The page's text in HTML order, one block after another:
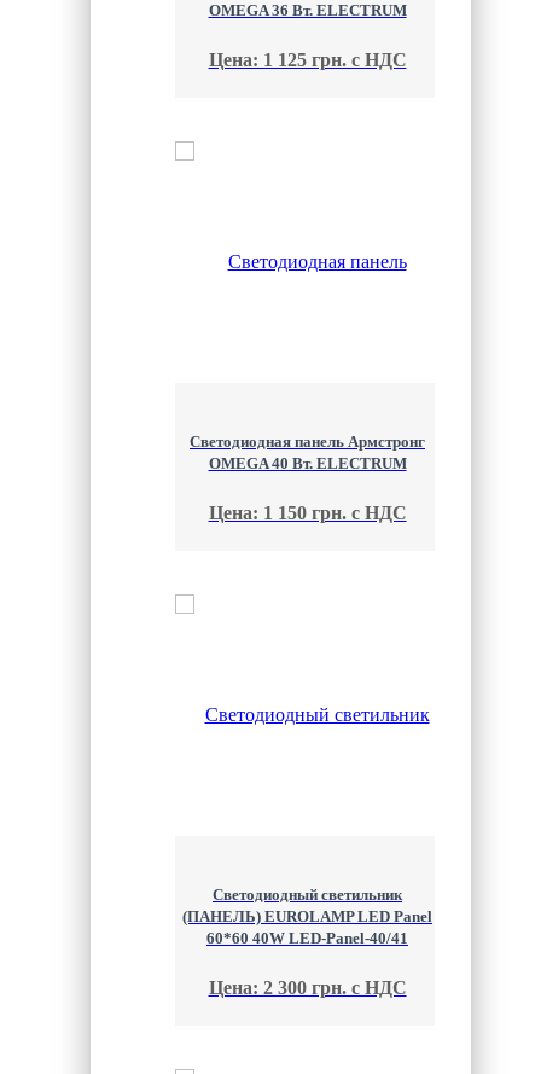
OMEGA 36 Вт. ELECTRUM
Цена: 1 125 грн. с НДС
Светодиодная панель Армстронг
OMEGA 40 Вт. ELECTRUM
Цена: 1 150 грн. с НДС
Светодиодный светильник
(ПАНЕЛЬ) EUROLAMP LED Panel
60*60 40W LED-Panel-40/41
Цена: 2 300 грн. с НДС